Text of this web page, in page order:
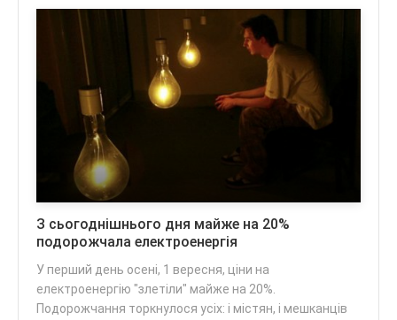
З сьогоднішнього дня майже на 20%
подорожчала електроенергія
У перший день осені, 1 вересня, ціни на
електроенергію "злетіли" майже на 20%.
Подорожчання торкнулося усіх: і містян, і мешканців